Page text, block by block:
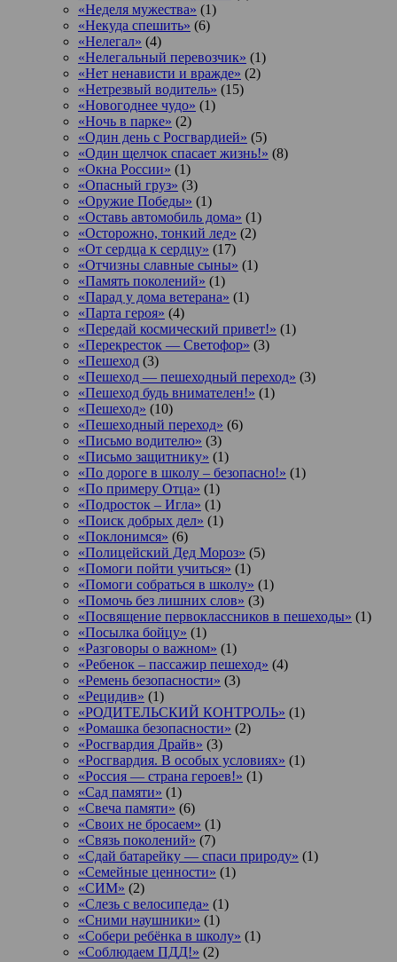
«Неделя мужества» (1)
«Некуда спешить» (6)
«Нелегал» (4)
«Нелегальный перевозчик» (1)
«Нет ненависти и вражде» (2)
«Нетрезвый водитель» (15)
«Новогоднее чудо» (1)
«Ночь в парке» (2)
«Один день с Росгвардией» (5)
«Один щелчок спасает жизнь!» (8)
«Окна России» (1)
«Опасный груз» (3)
«Оружие Победы» (1)
«Оставь автомобиль дома» (1)
«Осторожно, тонкий лед» (2)
«От сердца к сердцу» (17)
«Отчизны славные сыны» (1)
«Память поколений» (1)
«Парад у дома ветерана» (1)
«Парта героя» (4)
«Передай космический привет!» (1)
«Перекресток — Светофор» (3)
«Пешеход (3)
«Пешеход — пешеходный переход» (3)
«Пешеход будь внимателен!» (1)
«Пешеход» (10)
«Пешеходный переход» (6)
«Письмо водителю» (3)
«Письмо защитнику» (1)
«По дороге в школу – безопасно!» (1)
«По примеру Отца» (1)
«Подросток ‒ Игла» (1)
«Поиск добрых дел» (1)
«Поклонимся» (6)
«Полицейский Дед Мороз» (5)
«Помоги пойти учиться» (1)
«Помоги собраться в школу» (1)
«Помочь без лишних слов» (3)
«Посвящение первоклассников в пешеходы» (1)
«Посылка бойцу» (1)
«Разговоры о важном» (1)
«Ребенок – пассажир пешеход» (4)
«Ремень безопасности» (3)
«Рецидив» (1)
«РОДИТЕЛЬСКИЙ КОНТРОЛЬ» (1)
«Ромашка безопасности» (2)
«Росгвардия Драйв» (3)
«Росгвардия. В особых условиях» (1)
«Россия — страна героев!» (1)
«Сад памяти» (1)
«Свеча памяти» (6)
«Своих не бросаем» (1)
«Связь поколений» (7)
«Сдай батарейку — спаси природу» (1)
«Семейные ценности» (1)
«СИМ» (2)
«Слезь с велосипеда» (1)
«Сними наушники» (1)
«Собери ребёнка в школу» (1)
«Соблюдаем ПДД!» (2)